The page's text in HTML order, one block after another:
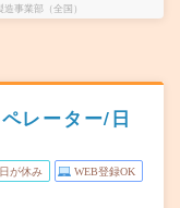
事業部（全国）
レーター/日
が休み WEB登録OK